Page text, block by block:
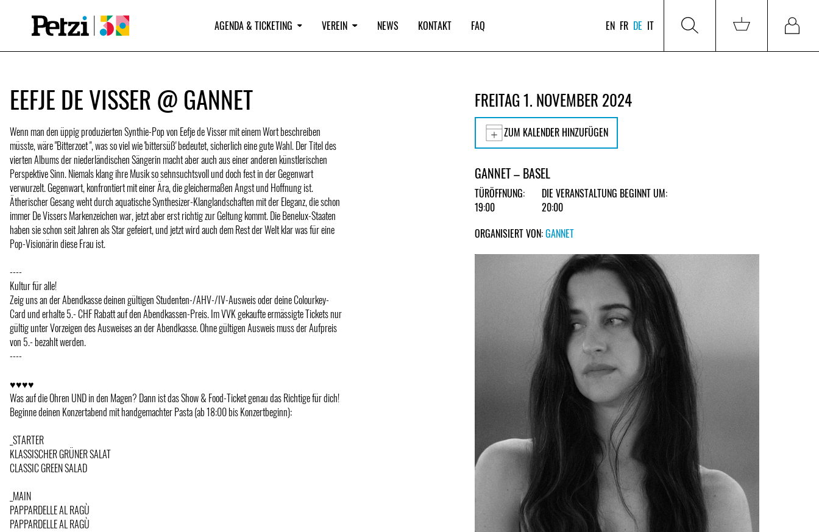
AGENDA & TICKETING VEREIN NEWS KONTAKT FAQ EN FR DE IT
EEFJE DE VISSER @ GANNET
Wenn man den üppig produzierten Synthie-Pop von Eefje de Visser mit einem Wort beschreiben
müsste, wäre "Bitterzoet ", was so viel wie 'bittersüß' bedeutet, sicherlich eine gute Wahl. Der Titel des
vierten Albums der niederländischen Sängerin macht aber auch aus einer anderen künstlerischen
Perspektive Sinn. Niemals klang ihre Musik so sehnsuchtsvoll und doch fest in der Gegenwart
verwurzelt. Gegenwart, konfrontiert mit einer Ära, die gleichermaßen Angst und Hoffnung ist.
Ätherischer Gesang weht durch aquatische Synthesizer-Klanglandschaften mit der Eleganz, die schon
immer De Vissers Markenzeichen war, jetzt aber erst richtig zur Geltung kommt. Die Benelux-Staaten
haben sie schon seit Jahren als Star gefeiert, und jetzt wird auch dem Rest der Welt klar was für eine
Pop-Visionärin diese Frau ist.
----
Kultur für alle!
Zeig uns an der Abendkasse deinen gültigen Studenten-/AHV-/IV-Ausweis oder deine Colourkey-
Card und erhalte 5.- CHF Rabatt auf den Abendkassen-Preis. Im VVK gekaufte ermässigte Tickets nur
gültig unter Vorzeigen des Ausweises an der Abendkasse. Ohne gültigen Ausweis muss der Aufpreis
von 5.- bezahlt werden.
----
♥♥♥♥
Was auf die Ohren UND in den Magen? Dann ist das Show & Food-Ticket genau das Richtige für dich!
Beginne deinen Konzertabend mit handgemachter Pasta (ab 18:00 bis Konzertbeginn):
_STARTER
KLASSISCHER GRÜNER SALAT
CLASSIC GREEN SALAD
_MAIN
PAPPARDELLE AL RAGÙ
PAPPARDELLE AL RAGÙ
FREITAG 1. NOVEMBER 2024
ZUM KALENDER HINZUFÜGEN
GANNET – BASEL
TÜRÖFFNUNG:
19:00
DIE VERANSTALTUNG BEGINNT UM:
20:00
ORGANISIERT VON:GANNET